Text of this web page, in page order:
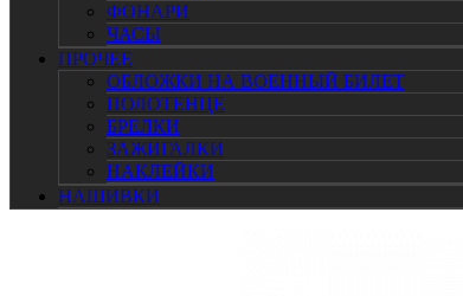
ФОНАРИ
ЧАСЫ
ПРОЧЕЕ
ОБЛОЖКИ НА ВОЕННЫЙ БИЛЕТ
ПОЛОТЕНЦЕ
БРЕЛКИ
ЗАЖИГАЛКИ
НАКЛЕЙКИ
НАШИВКИ